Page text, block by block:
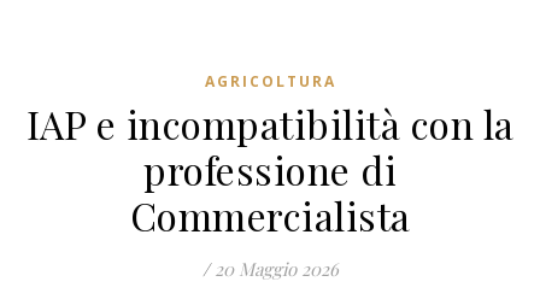
AGRICOLTURA
IAP e incompatibilità con la
professione di
Commercialista
/ 20 Maggio 2026